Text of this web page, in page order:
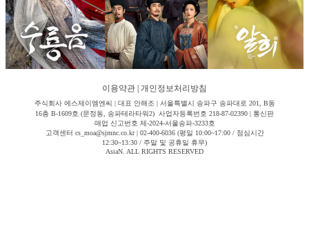
이용약관 개인정보처리방침
주식회사 에스제이엠엔씨 | 대표 안해조 | 서울특별시 송파구 송파대로 201, B동
16층 B-1609호 (문정동, 송파테라타워2) 사업자등록번호 218-87-02390 | 통신판
매업 신고번호 제-2024-서울송파-3233호
고객센터 cs_moa@sjmnc.co.kr | 02-400-6036 (평일 10:00~17:00 / 점심시간
12:30~13:30 / 주말 및 공휴일 휴무)
AsiaN. ALL RIGHTS RESERVED